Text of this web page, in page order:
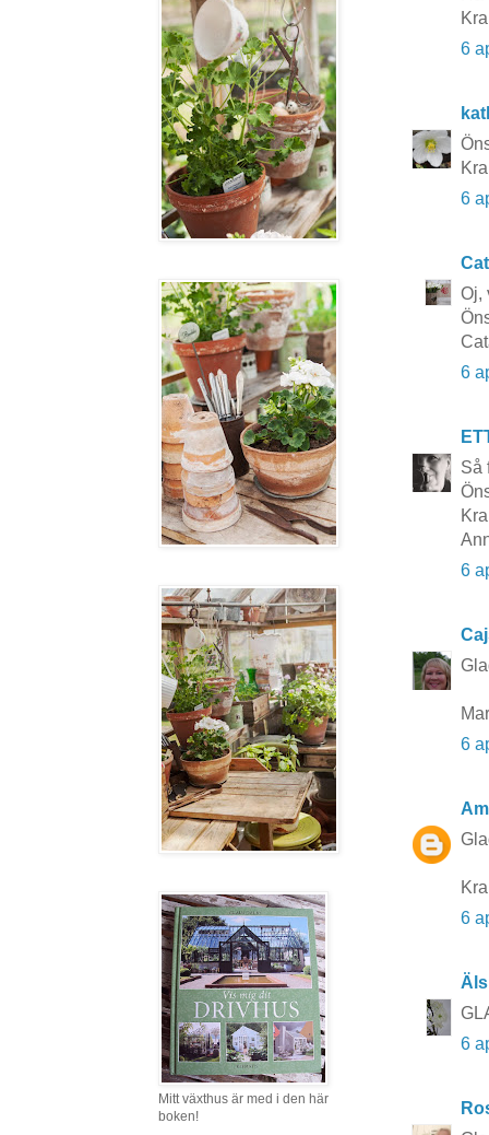
6
6
Oj,
6
Så
6
6
6
6
Mitt växthus är med i den här
boken!